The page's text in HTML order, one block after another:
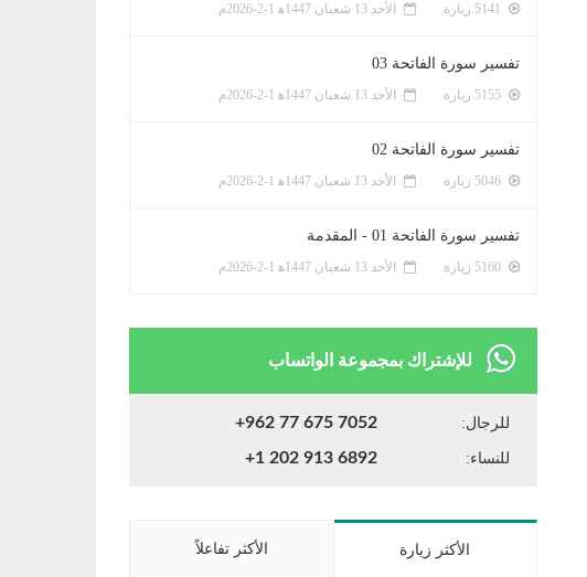
الأحد 13 شعبان 1447ﻫ 1-2-2026م
تفسير سورة الفاتحة 03
الأحد 13 شعبان 1447ﻫ 1-2-2026م
تفسير سورة الفاتحة 02
الأحد 13 شعبان 1447ﻫ 1-2-2026م
تفسير سورة الفاتحة 01 - المقدمة
الأحد 13 شعبان 1447ﻫ 1-2-2026م
للإشتراك بمجموعة الواتساب
للرجال: +962 77 675 7052
للنساء: +1 202 913 6892
الأكثر زيارة الأكثر تفاعلاً